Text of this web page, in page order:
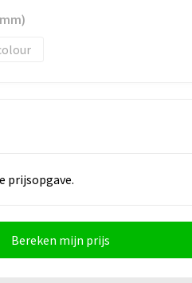
prijsopgave.
Bereken mijn prijs